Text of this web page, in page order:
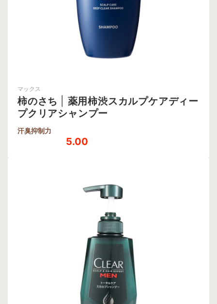
マックス
柿のさち
薬用柿渋スカルプケアディー
プクリアシャンプー
汗臭抑制力
5.00